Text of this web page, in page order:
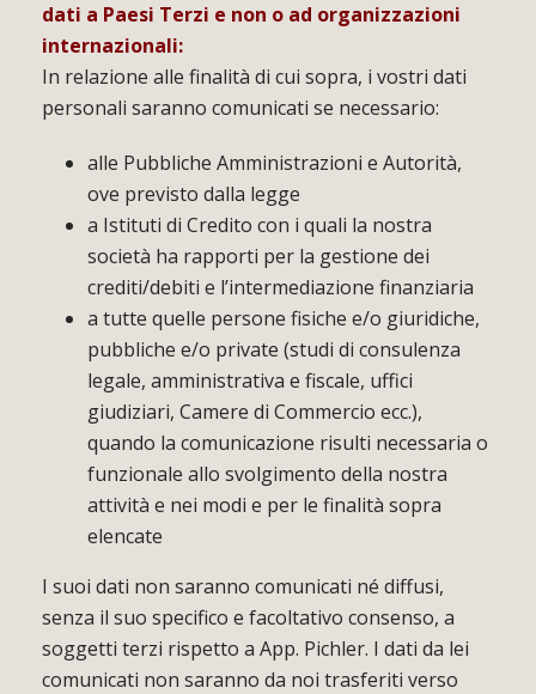
dati a Paesi Terzi e non o ad organizzazioni
internazionali:
In relazione alle finalità di cui sopra, i vostri dati
personali saranno comunicati se necessario:
alle Pubbliche Amministrazioni e Autorità,
ove previsto dalla legge
a Istituti di Credito con i quali la nostra
società ha rapporti per la gestione dei
crediti/debiti e l’intermediazione finanziaria
a tutte quelle persone fisiche e/o giuridiche,
pubbliche e/o private (studi di consulenza
legale, amministrativa e fiscale, uffici
giudiziari, Camere di Commercio ecc.),
quando la comunicazione risulti necessaria o
funzionale allo svolgimento della nostra
attività e nei modi e per le finalità sopra
elencate
I suoi dati non saranno comunicati né diffusi,
senza il suo specifico e facoltativo consenso, a
soggetti terzi rispetto a App. Pichler. I dati da lei
comunicati non saranno da noi trasferiti verso